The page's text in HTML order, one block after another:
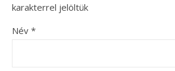
karakterrel jelöltük
Név *